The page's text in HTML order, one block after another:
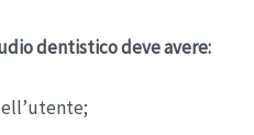
dentistico deve avere: